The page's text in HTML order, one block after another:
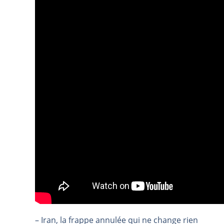
EUR/USD : Une réunion à priori
Les événements de cette
La France, maillon faible de
– Iran, la frappe annulée qui ne change rien